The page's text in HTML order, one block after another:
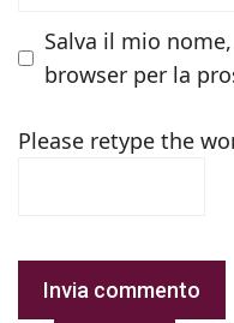
Salva il mio
browser per la
Please retype the